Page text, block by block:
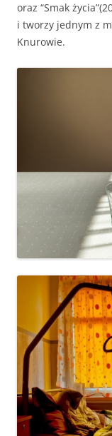
oraz “Smak
i tworzy jed­nym z
Knurowie.